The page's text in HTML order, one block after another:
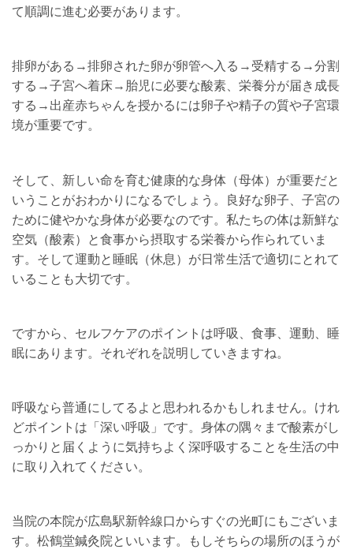
て順調に進む必要があります。
排卵がある→排卵された卵が卵管へ入る→受精する→分割
する→子宮へ着床→胎児に必要な酸素、栄養分が届き成長
する→出産赤ちゃんを授かるには卵子や精子の質や子宮環
境が重要です。
そして、新しい命を育む健康的な身体（母体）が重要だと
いうことがおわかりになるでしょう。良好な卵子、子宮の
ために健やかな身体が必要なのです。私たちの体は新鮮な
空気（酸素）と食事から摂取する栄養から作られていま
す。そして運動と睡眠（休息）が日常生活で適切にとれて
いることも大切です。
ですから、セルフケアのポイントは呼吸、食事、運動、睡
眠にあります。それぞれを説明していきますね。
呼吸なら普通にしてるよと思われるかもしれません。けれ
どポイントは「深い呼吸」です。身体の隅々まで酸素がし
っかりと届くように気持ちよく深呼吸することを生活の中
に取り入れてください。
当院の本院が広島駅新幹線口からすぐの光町にもございま
す。松鶴堂鍼灸院といいます。もしそちらの場所のほうが